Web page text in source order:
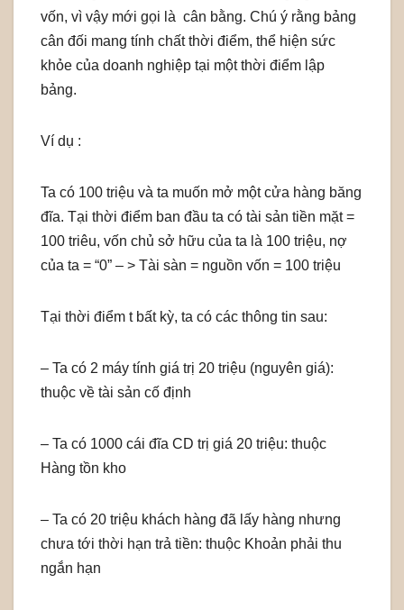
vốn, vì vậy mới gọi là cân bằng. Chú ý rằng bảng
cân đối mang tính chất thời điểm, thể hiện sức
khỏe của doanh nghiệp tại một thời điểm lập
bảng.
Ví dụ :
Ta có 100 triệu và ta muốn mở một cửa hàng băng
đĩa. Tại thời điểm ban đầu ta có tài sản tiền mặt =
100 triêu, vốn chủ sở hữu của ta là 100 triệu, nợ
của ta = “0” – > Tài sàn = nguồn vốn = 100 triệu
Tại thời điểm t bất kỳ, ta có các thông tin sau:
– Ta có 2 máy tính giá trị 20 triệu (nguyên giá):
thuộc về tài sản cố định
– Ta có 1000 cái đĩa CD trị giá 20 triệu: thuộc
Hàng tồn kho
– Ta có 20 triệu khách hàng đã lấy hàng nhưng
chưa tới thời hạn trả tiền: thuộc Khoản phải thu
ngắn hạn